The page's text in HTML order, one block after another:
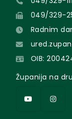
049/329-
Radnim
OIB:
Županija na